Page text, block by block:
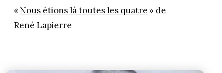
« Nous étions là toutes les quatre » de
René Lapierre